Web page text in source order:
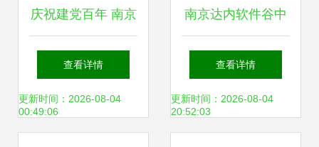
庆祝建党百年 南京
市第二批党史学习
教育基地正式发布
查看详情
更新时间：2026-08-04
00:49:06
南京达内软件谷中
心 职业教育的领航
者
查看详情
更新时间：2026-08-04
20:52:03